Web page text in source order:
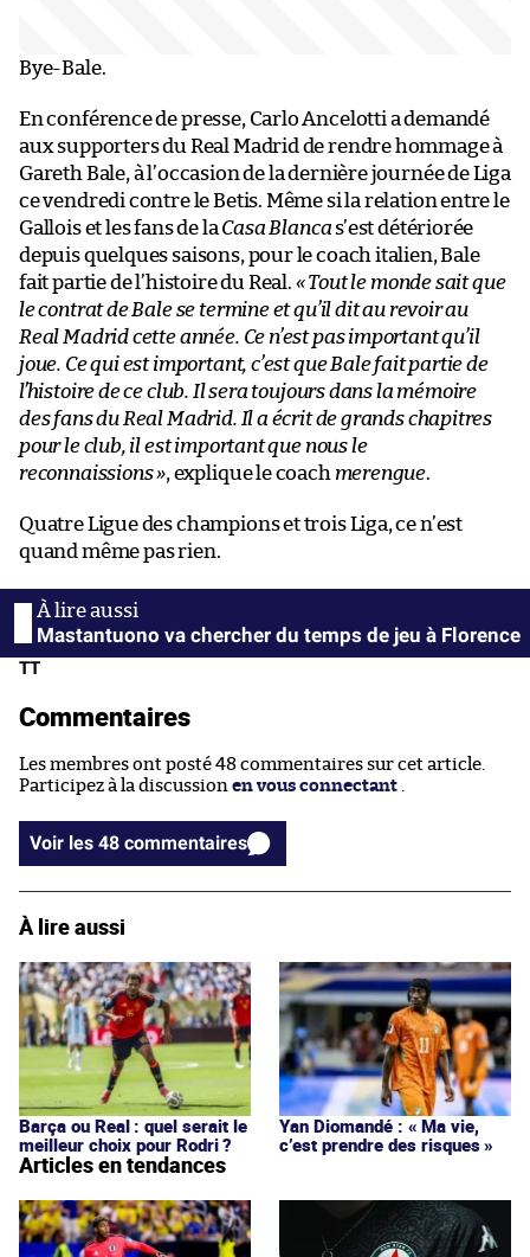
Bye-Bale.
En conférence de presse, Carlo Ancelotti a demandé
aux supporters du Real Madrid de rendre hommage à
Gareth Bale, à l’occasion de la dernière journée de Liga
ce vendredi contre le Betis. Même si la relation entre le
Gallois et les fans de la Casa Blanca s’est détériorée
depuis quelques saisons, pour le coach italien, Bale
fait partie de l’histoire du Real. « Tout le monde sait que
le contrat de Bale se termine et qu’il dit au revoir au
Real Madrid cette année. Ce n’est pas important qu’il
joue. Ce qui est important, c’est que Bale fait partie de
l’histoire de ce club. Il sera toujours dans la mémoire
des fans du Real Madrid. Il a écrit de grands chapitres
pour le club, il est important que nous le
reconnaissions », explique le coach merengue.
Quatre Ligue des champions et trois Liga, ce n’est
quand même pas rien.
Mastantuono va chercher du temps de jeu à Florence
TT
Commentaires
Les membres ont posté 48 commentaires sur cet article.
Participez à la discussion en vous connectant
Voir les 48 commentaires
À lire aussi
Barça ou Real : quel serait le
meilleur choix pour Rodri ?
Yan Diomandé : « Ma vie,
c’est prendre des risques »
Articles en tendances